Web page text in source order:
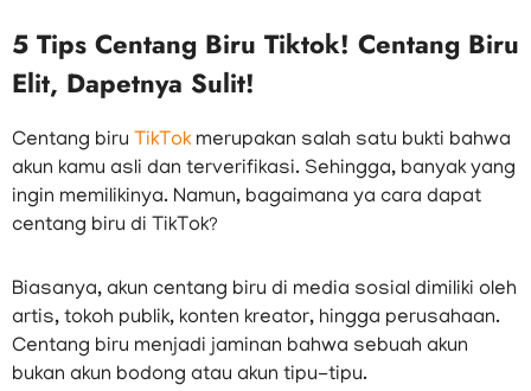
5 Tips Centang Biru Tiktok! Centang Biru
Elit, Dapetnya Sulit!
Centang biru TikTok merupakan salah satu bukti bahwa
akun kamu asli dan terverifikasi. Sehingga, banyak yang
ingin memilikinya. Namun, bagaimana ya cara dapat
centang biru di TikTok?
Biasanya, akun centang biru di media sosial dimiliki oleh
artis, tokoh publik, konten kreator, hingga perusahaan.
Centang biru menjadi jaminan bahwa sebuah akun
bukan akun bodong atau akun tipu-tipu.